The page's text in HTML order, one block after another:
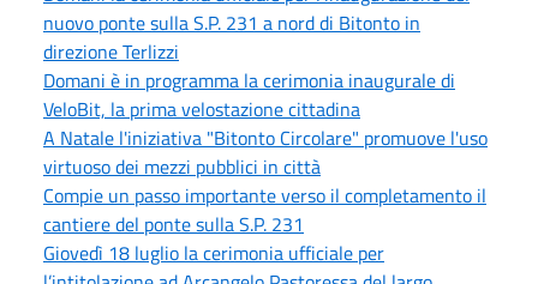
nuovo ponte sulla S.P. 231 a nord di Bitonto in
direzione Terlizzi
Domani è in programma la cerimonia inaugurale di
VeloBit, la prima velostazione cittadina
A Natale l'iniziativa "Bitonto Circolare" promuove l'uso
virtuoso dei mezzi pubblici in città
Compie un passo importante verso il completamento il
cantiere del ponte sulla S.P. 231
Giovedì 18 luglio la cerimonia ufficiale per